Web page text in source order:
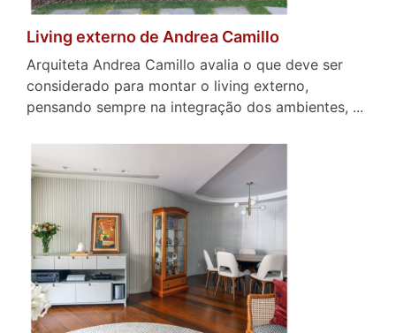
Living externo de Andrea Camillo
Arquiteta Andrea Camillo avalia o que deve ser
considerado para montar o living externo,
pensando sempre na integração dos ambientes, ...